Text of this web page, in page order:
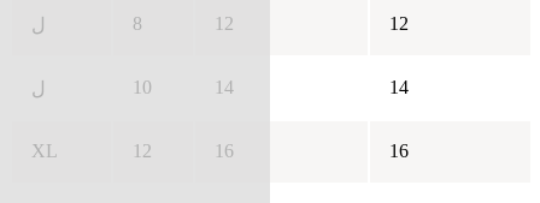
ل 8 12 12
ل 10 14 14
XL 12 16 16